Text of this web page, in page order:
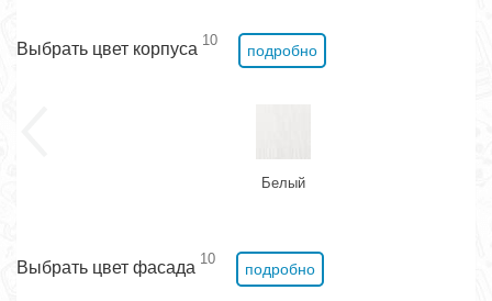
Выбрать цвет корпуса 10
подробно
Белый
Выбрать цвет фасада 10
подробно